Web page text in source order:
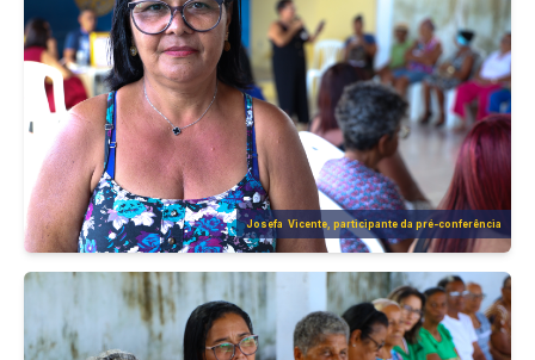
Josefa Vicente, participante da pré-conferência